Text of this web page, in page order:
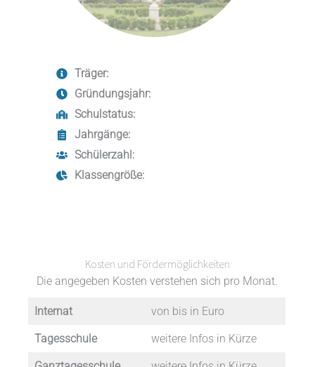
Träger:
Gründungsjahr:
Schulstatus:
Jahrgänge:
Schülerzahl:
Klassengröße:
Kosten und Fördermöglichkeiten
Die angegeben Kosten verstehen sich pro Monat.
Internat von bis in Euro
Tagesschule weitere Infos in Kürze